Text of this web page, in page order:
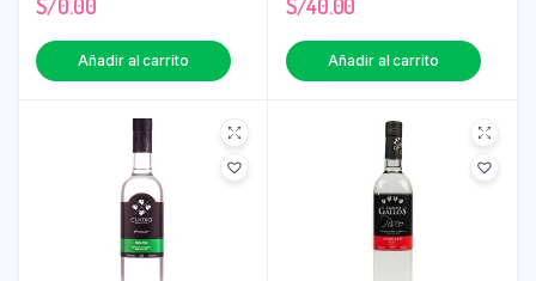
S/0.00
Añadir al carrito
S/40.00
Añadir al carrito